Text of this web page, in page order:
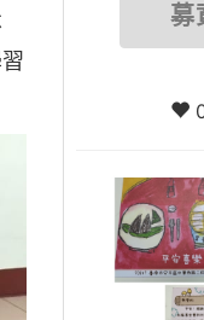
募